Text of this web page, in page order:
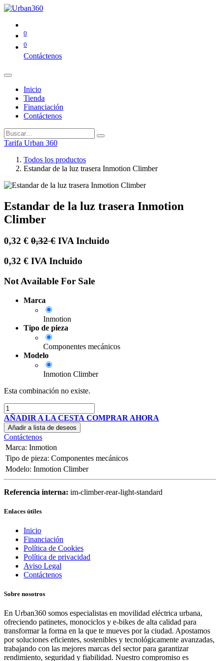
0
0
Contáctenos
Inicio
Tienda
Financiación
Contáctenos
Tarifa Urban 360
Todos los productos
Estandar de la luz trasera Inmotion Climber
Estandar de la luz trasera Inmotion
Climber
0,32 € 0,32€ IVA Incluido
0,32 € IVA Incluido
Not Available For Sale
Marca
Inmotion
Tipo de pieza
Componentes mecánicos
Modelo
Inmotion Climber
Esta combinación no existe.
AÑADIR A LA CESTA COMPRAR AHORA
Añadir a lista de deseos
Contáctenos
Marca: Inmotion
Tipo de pieza: Componentes mecánicos
Modelo: Inmotion Climber
Referencia interna: im-climber-rear-light-standard
Enlaces útiles
Inicio
Financiación
Política de Cookies
Política de privacidad
Aviso Legal
Contáctenos
Sobre nosotros
En Urban360 somos especialistas en movilidad eléctrica urbana,
ofreciendo patinetes, monociclos y e-bikes de alta calidad para
transformar la forma en la que te mueves por la ciudad. Apostamos
por soluciones eficientes, sostenibles y tecnológicamente avanzadas,
trabajando con las mejores marcas del sector para garantizar
rendimiento, seguridad y fiabilidad. Nuestro compromiso es